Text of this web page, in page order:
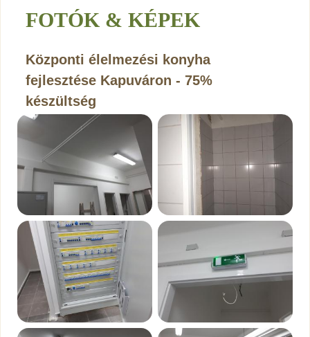
FOTÓK & KÉPEK
Központi élelmezési konyha
fejlesztése Kapuváron - 75%
készültség